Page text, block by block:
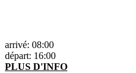
arrivé: 08:00
départ: 16:00
PLUS D'INFO